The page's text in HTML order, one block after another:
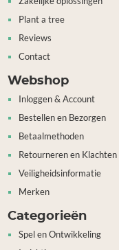
Plant a tree
Reviews
Contact
Webshop
Inloggen & Account
Bestellen en Bezorgen
Betaalmethoden
Retourneren en Klachten
Veiligheidsinformatie
Merken
Categorieën
Spel en Ontwikkeling